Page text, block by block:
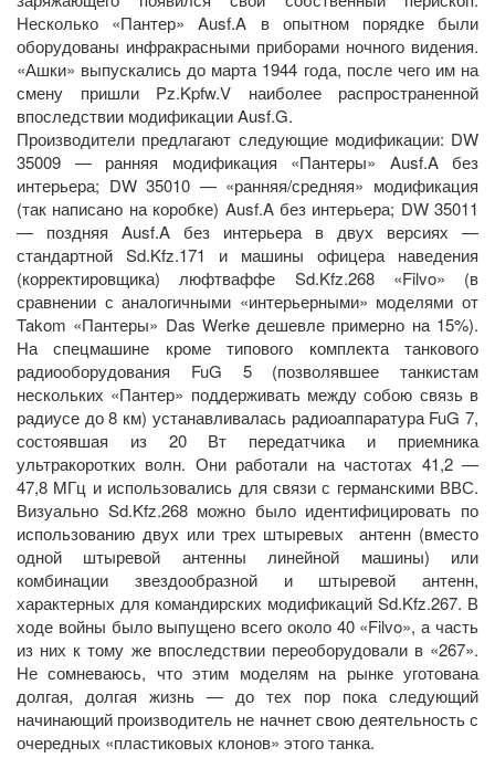
Несколько «Пантер» Ausf.A в опытном порядке были
оборудованы инфракрасными приборами ночного видения.
«Ашки» выпускались до марта 1944 года, после чего им на
смену пришли Pz.Kpfw.V наиболее распространенной
впоследствии модификации Ausf.G.
Производители предлагают следующие модификации: DW
35009 — ранняя модификация «Пантеры» Ausf.A без
интерьера; DW 35010 — «ранняя/средняя» модификация
(так написано на коробке) Ausf.A без интерьера; DW 35011
— поздняя Ausf.A без интерьера в двух версиях —
стандартной Sd.Kfz.171 и машины офицера наведения
(корректировщика) люфтваффе Sd.Kfz.268 «Filvo» (в
сравнении с аналогичными «интерьерными» моделями от
Takom «Пантеры» Das Werke дешевле примерно на 15%).
На спецмашине кроме типового комплекта танкового
радиооборудования FuG 5 (позволявшее танкистам
нескольких «Пантер» поддерживать между собою связь в
радиусе до 8 км) устанавливалась радиоаппаратура FuG 7,
состоявшая из 20 Вт передатчика и приемника
ультракоротких волн. Они работали на частотах 41,2 —
47,8 MГц и использовались для связи с германскими ВВС.
Визуально Sd.Kfz.268 можно было идентифицировать по
использованию двух или трех штыревых антенн (вместо
одной штыревой антенны линейной машины) или
комбинации звездообразной и штыревой антенн,
характерных для командирских модификаций Sd.Kfz.267. В
ходе войны было выпущено всего около 40 «Filvo», а часть
из них к тому же впоследствии переоборудовали в «267».
Не сомневаюсь, что этим моделям на рынке уготована
долгая, долгая жизнь — до тех пор пока следующий
начинающий производитель не начнет свою деятельность с
очередных «пластиковых клонов» этого танка.